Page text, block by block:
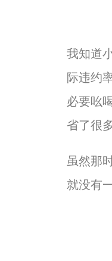
我知道
际违约
必要吆
省了很
虽然那
就没有